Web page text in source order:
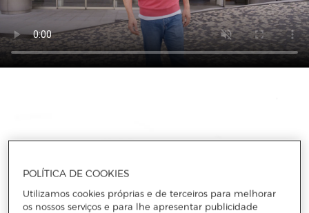
POLÍTICA DE COOKIES
Utilizamos cookies próprias e de terceiros para melhorar
os nossos serviços e para lhe apresentar publicidade